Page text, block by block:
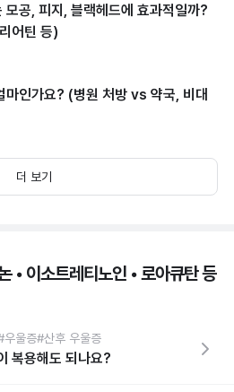
모공, 피지, 블랙헤드에 효과적일까?
어틴 등)
마인가요? (병원 처방 vs 약국, 비대
더 보기
• 이소트레티노인 • 로아큐탄 등
우울증#산후 우울증
복용해도 되나요?